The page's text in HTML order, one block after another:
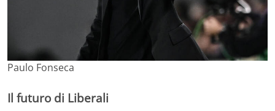
Paulo Fonseca
Il futuro di Liberali